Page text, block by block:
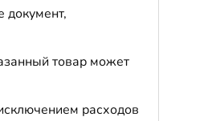
документ,
товар может
расходов